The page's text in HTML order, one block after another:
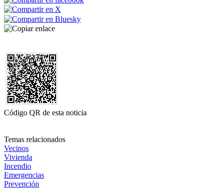
Código QR de esta noticia
Temas relacionados
Vecinos
Vivienda
Incendio
Emergencias
Prevención